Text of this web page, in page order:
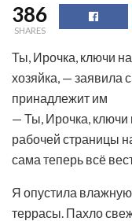
386
SHARES
Ты, Ирочка, ключи
хозяйка, — заявила
принадлежит им
— Ты, Ирочка, ключи
рабочей страницы
сама теперь всё
Я опустила
террасы. Пахло